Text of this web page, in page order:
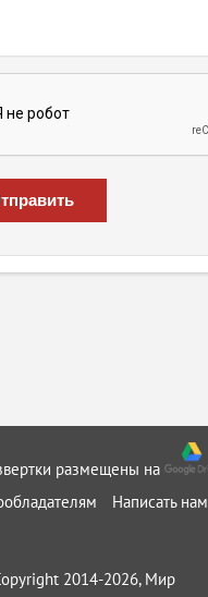
размещены на
Написать нам
2014-2026, Мир